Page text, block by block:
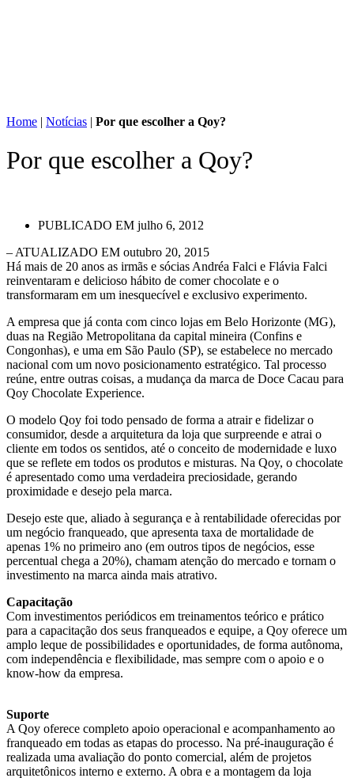
Home | Notícias | Por que escolher a Qoy?
Por que escolher a Qoy?
PUBLICADO EM julho 6, 2012
– ATUALIZADO EM outubro 20, 2015
Há mais de 20 anos as irmãs e sócias Andréa Falci e Flávia Falci
reinventaram e delicioso hábito de comer chocolate e o
transformaram em um inesquecível e exclusivo experimento.
A empresa que já conta com cinco lojas em Belo Horizonte (MG),
duas na Região Metropolitana da capital mineira (Confins e
Congonhas), e uma em São Paulo (SP), se estabelece no mercado
nacional com um novo posicionamento estratégico. Tal processo
reúne, entre outras coisas, a mudança da marca de Doce Cacau para
Qoy Chocolate Experience.
O modelo Qoy foi todo pensado de forma a atrair e fidelizar o
consumidor, desde a arquitetura da loja que surpreende e atrai o
cliente em todos os sentidos, até o conceito de modernidade e luxo
que se reflete em todos os produtos e misturas. Na Qoy, o chocolate
é apresentado como uma verdadeira preciosidade, gerando
proximidade e desejo pela marca.
Desejo este que, aliado à segurança e à rentabilidade oferecidas por
um negócio franqueado, que apresenta taxa de mortalidade de
apenas 1% no primeiro ano (em outros tipos de negócios, esse
percentual chega a 20%), chamam atenção do mercado e tornam o
investimento na marca ainda mais atrativo.
Capacitação
Com investimentos periódicos em treinamentos teórico e prático
para a capacitação dos seus franqueados e equipe, a Qoy oferece um
amplo leque de possibilidades e oportunidades, de forma autônoma,
com independência e flexibilidade, mas sempre com o apoio e o
know-how da empresa.
Suporte
A Qoy oferece completo apoio operacional e acompanhamento ao
franqueado em todas as etapas do processo. Na pré-inauguração é
realizada uma avaliação do ponto comercial, além de projetos
arquitetônicos interno e externo. A obra e a montagem da loja